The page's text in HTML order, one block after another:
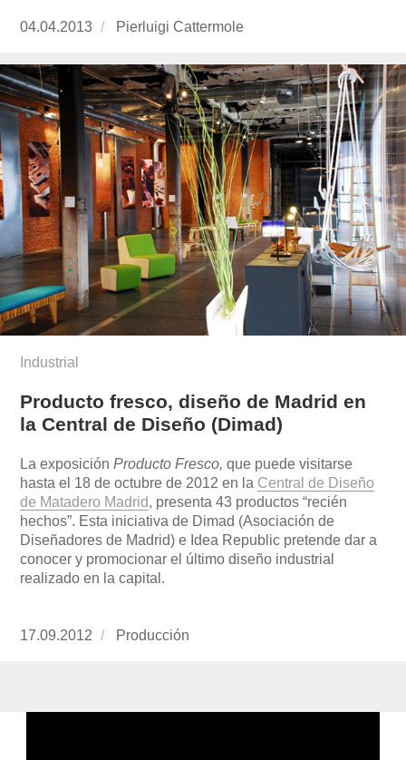
Publicado
04.04.2013
https://www.experimenta.es/author/pierluigi-
Pierluigi Cattermole
Industrial
Producto fresco, diseño de Madrid en
la Central de Diseño (Dimad)
La exposiciónProducto Fresco, que puede visitarse
hasta el 18 de octubre de 2012 en la Central de Diseño
de Matadero Madrid, presenta 43 productos “recién
hechos”. Esta iniciativa de Dimad (Asociación de
Diseñadores de Madrid) e Idea Republic pretende dar a
conocer y promocionar el último diseño industrial
realizado en la capital.
Publicado
17.09.2012 https://www.experimenta.es/author/
Producción